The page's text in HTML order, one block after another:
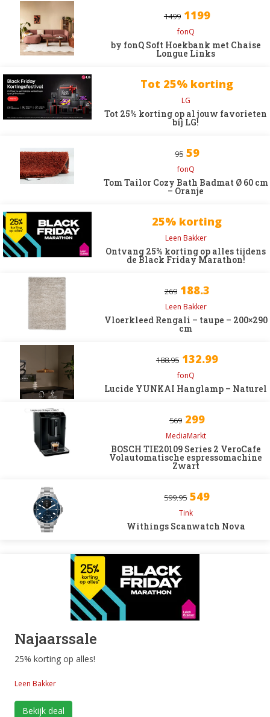
1499 1199
fonQ
by fonQ Soft Hoekbank met Chaise
Longue Links
Tot 25% korting
LG
Tot 25% korting op al jouw favorieten
bij LG!
95 59
fonQ
Tom Tailor Cozy Bath Badmat Ø 60 cm
– Oranje
25% korting
Leen Bakker
Ontvang 25% korting op alles tijdens
de Black Friday Marathon!
269 188.3
Leen Bakker
Vloerkleed Rengali – taupe – 200×290
cm
188.95 132.99
fonQ
Lucide YUNKAI Hanglamp – Naturel
569 299
MediaMarkt
BOSCH TIE20109 Series 2 VeroCafe
Volautomatische espressomachine
Zwart
599.95 549
Tink
Withings Scanwatch Nova
Najaarssale
25% korting op alles!
Leen Bakker
Bekijk deal